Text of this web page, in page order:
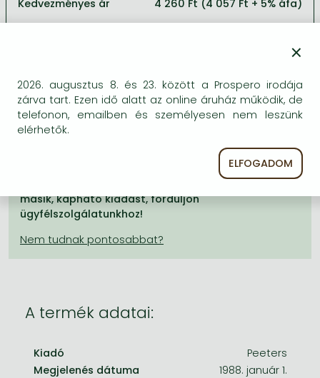
Frieren manga
Kedvezményes ár
4 260 Ft (4 057 Ft + 5% áfa)
4 630 Ft
KÍVÁNSÁGLISTÁRA TESZEM
Bizonytalan a beszerezhetőség. Érdemes még
másik, kapható kiadást, forduljon
ügyfélszolgálatunkhoz!
A termék adatai:
Kiadó
Peeters
Megjelenés dátuma
1988. január 1.
×
2026. augusztus 8. és 23. között a Prospero irodája
zárva tart. Ezen idő alatt az online áruház működik, de
telefonon, emailben és személyesen nem leszünk
elérhetők.
ELFOGADOM